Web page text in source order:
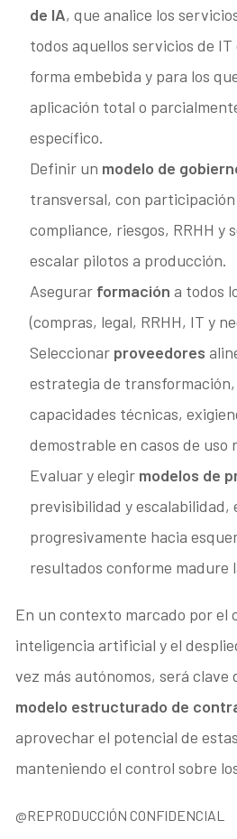
de IA, que analice los
todos aquellos servicios de
forma embebida y para los
aplicación total o
específico.
Definir un modelo de
transversal, con participación
compliance, riesgos, RRHH y
escalar pilotos a producción.
Asegurar formacióna todos
(compras, legal, RRHH, IT y
Seleccionar proveedores
estrategia de transformación,
capacidades técnicas,
demostrable en casos de uso
Evaluar y elegir modelos de
previsibilidad y escalabilidad,
progresivamente hacia
resultados conforme madure
En un contexto marcado por el
inteligencia artificial y el
vez más autónomos, será clave
modelo estructurado de
aprovechar el potencial de
manteniendo el control sobre
@REPRODUCCIÓN CONFIDENCIAL